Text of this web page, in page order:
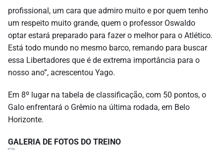
profissional, um cara que admiro muito e por quem tenho
um respeito muito grande, quem o professor Oswaldo
optar estará preparado para fazer o melhor para o Atlético.
Está todo mundo no mesmo barco, remando para buscar
essa Libertadores que é de extrema importância para o
nosso ano”, acrescentou Yago.
Em 8º lugar na tabela de classificação, com 50 pontos, o
Galo enfrentará o Grêmio na última rodada, em Belo
Horizonte.
GALERIA DE FOTOS DO TREINO